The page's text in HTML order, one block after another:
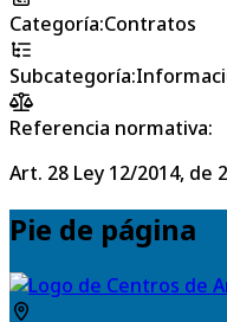
Categoría:Contratos
Subcategoría:
Referencia normativa:
Art. 28 Ley 12/2014,
Pie de página